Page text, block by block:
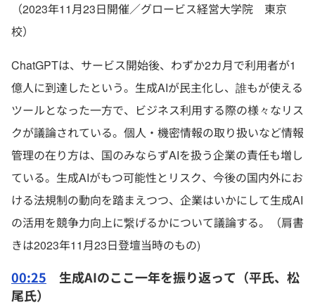
（2023年11月23日開催／グロービス経営大学院 東京
校）
ChatGPTは、サービス開始後、わずか2カ月で利用者が1
億人に到達したという。生成AIが民主化し、誰もが使える
ツールとなった一方で、ビジネス利用する際の様々なリス
クが議論されている。個人・機密情報の取り扱いなど情報
管理の在り方は、国のみならずAIを扱う企業の責任も増し
ている。生成AIがもつ可能性とリスク、今後の国内外にお
ける法規制の動向を踏まえつつ、企業はいかにして生成AI
の活用を競争力向上に繋げるかについて議論する。（肩書
きは2023年11月23日登壇当時のもの)
00:25 生成AIのここ一年を振り返って（平氏、松
尾氏）